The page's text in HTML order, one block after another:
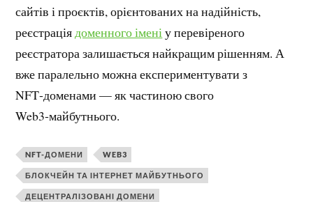
сайтів і проєктів, орієнтованих на надійність,
реєстраціядоменного іменіу перевіреного
реєстратора залишається найкращим рішенням. А
вже паралельно можна експериментувати з
NFT‑доменами — як частиною свого
Web3‑майбутнього.
NFT-ДОМЕНИ WEB3
БЛОКЧЕЙН ТА ІНТЕРНЕТ МАЙБУТНЬОГО
ДЕЦЕНТРАЛІЗОВАНІ ДОМЕНИ